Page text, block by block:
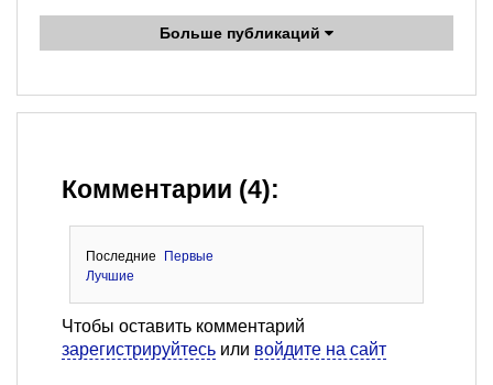
Больше публикаций
Комментарии (4):
Последние
Первые
Лучшие
Чтобы оставить комментарий
зарегистрируйтесь или войдите на сайт